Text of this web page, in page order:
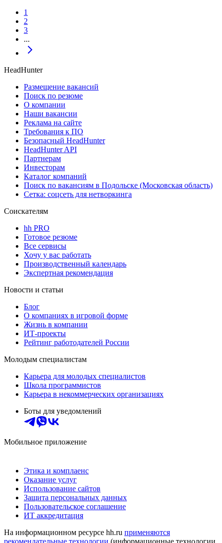
1
2
3
...
HeadHunter
Размещение вакансий
Поиск по резюме
О компании
Наши вакансии
Реклама на сайте
Требования к ПО
Безопасный HeadHunter
HeadHunter API
Партнерам
Инвесторам
Каталог компаний
Поиск по вакансиям в Подольске (Московская область)
Сетка: соцсеть для нетворкинга
Соискателям
hh PRO
Готовое резюме
Все сервисы
Хочу у вас работать
Производственный календарь
Экспертная рекомендация
Новости и статьи
Блог
О компаниях в игровой форме
Жизнь в компании
ИТ-проекты
Рейтинг работодателей России
Молодым специалистам
Карьера для молодых специалистов
Школа программистов
Карьера в некоммерческих организациях
Боты для уведомлений
Мобильное приложение
Этика и комплаенс
Оказание услуг
Использование сайтов
Защита персональных данных
Пользовательское соглашение
ИТ аккредитация
На информационном ресурсе hh.ru применяются
рекомендательные технологии (информационные технологии